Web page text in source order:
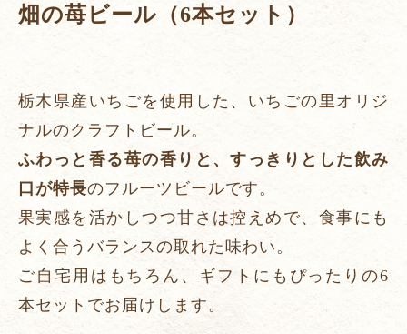
畑の苺ビール（6本セット）
栃木県産いちごを使用した、いちごの里オリジ
ナルのクラフトビール。
ふわっと香る苺の香りと、すっきりとした飲み
口が特長のフルーツビールです。
果実感を活かしつつ甘さは控えめで、食事にも
よく合うバランスの取れた味わい。
ご自宅用はもちろん、ギフトにもぴったりの6
本セットでお届けします。